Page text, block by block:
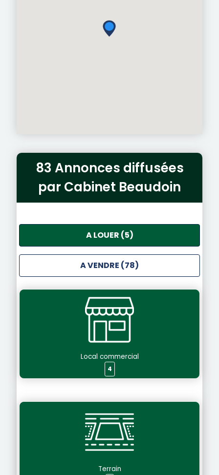
83 Annonces diffusées
par Cabinet Beaudoin
A LOUER (5)
A VENDRE (78)
Local commercial
4
Terrain